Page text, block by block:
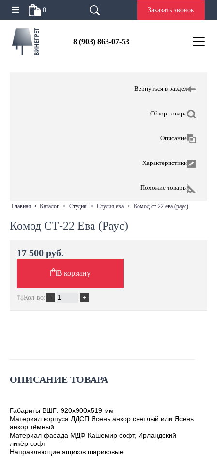
0 Заказать звонок
8 (903) 863-07-53
Вернуться в раздел
Обзор товара
Описание
Характеристики
Похожие товары
главная • каталог > студия > студия ева > комод ст-22 ева (раус)
Комод СТ-22 Ева (Раус)
ОПИСАНИЕ ТОВАРА
Габариты ВШГ: 920х900х519 мм
Материал корпуса ЛДСП Ясень анкор светлый или Ясень
анкор тёмный
Материал фасада МДФ Кашемир софт, Ирландский
ликёр софт
Направляющие ящиков шариковые
17 500 руб.
В корзину
Кол-во: